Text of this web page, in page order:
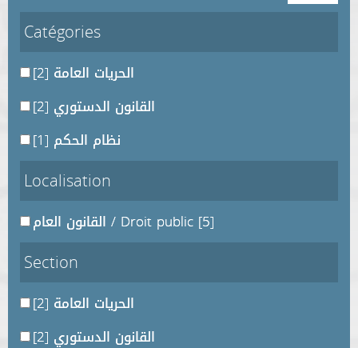
Catégories
الحريات العامة [2]
القانون الدستوري [2]
نظام الحكم [1]
Localisation
القانون العام / Droit public [5]
Section
الحريات العامة [2]
القانون الدستوري [2]